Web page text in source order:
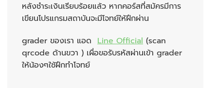
หลังชำระเงินเรียบร้อยแล้ว หากคอร์สที่สมัครมีการ
เขียนโปรแกรมสถาบันจะมีโจทย์ให้ฝึกผ่าน
grader ของเรา แอด Line Official (scan
qrcode ด้านขวา ) เผื่อขอรับรหัสผ่านเข้า grader
ให้น้องๆใช้ฝึกทำโจทย์